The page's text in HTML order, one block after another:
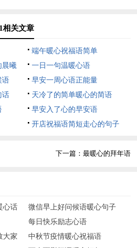
再，悲欢离合往事散，酸甜苦辣也
望过去，展未来，2022新起点，新的
未来，愿新的一年谱写新的篇章继往开
，是指把精力放到更重要的地方。致
会否定痛苦与忧愁的锻炼价值。
相关文章
端午暖心祝福语简单
晨曦
一日一句温暖心语
语
早安一周心语正能量
话
天冷了的简单暖心的简语
早安入了心的早安语
开店祝福语简短走心的句子
下一篇： 最暖心的拜年语
心话
微信早上好问候语暖心句子
每日快乐励志心语
大家
中秋节疫情暖心祝福语